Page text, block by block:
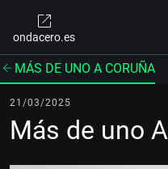
ondacero.es
MÁS DE UNO A CORUÑA
21/03/2025
Más de uno